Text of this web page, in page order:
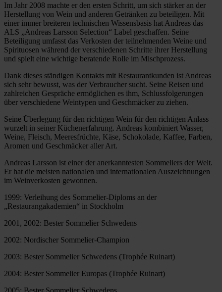
Im Jahr 2008 machte er den ersten Schritt, um sich stärker an der
Herstellung von Wein und anderen Getränken zu beteiligen. Mit
einer immer breiteren technischen Wissensbasis hat Andreas das
ALS „Andreas Larsson Selection“ Label geschaffen. Seine
Beteiligung umfasst das Verkosten der teilnehmenden Weine und
Spirituosen während der verschiedenen Schritte ihrer Herstellung
und spielt eine wichtige beratende Rolle im Mischprozess.
Dank dieses ständigen Kontakts mit Restaurantkunden ist Andreas
sich sehr bewusst, was der Verbraucher sucht. Seine Reisen und
zahlreichen Gespräche ermöglichen es ihm, Schlussfolgerungen
über verschiedene Weintypen und Geschmäcker zu ziehen.
Seine Überlegung für den richtigen Wein für den richtigen Anlass
wurzelt in seiner Küchenerfahrung. Andreas kombiniert Wasser,
Weine, Fleisch, Meeresfrüchte, Käse, Schokolade, Kaffee, Farben,
Aromen und Geschmäcker aller Art.
Andreas Larsson ist einer der anerkanntesten Sommeliers der Welt.
Er hat die meisten nationalen und internationalen Auszeichnungen
im Weinverkosten gewonnen.
1999: Verleihung des Sommelier-Diploms an der
„Restaurangakademien“ in Stockholm
2001, 2002: Bester Sommelier Schwedens
2002: Nordischer Sommelier-Champion
2003: Bester Sommelier Schwedens (Trophée Ruinart)
2004: Bester Sommelier Europas (Trophée Ruinart)
2005: Bester Sommelier Schwedens